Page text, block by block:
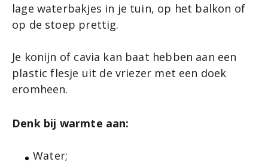
lage waterbakjes in je tuin, op het balkon of
op de stoep prettig.
Je konijn of cavia kan baat hebben aan een
plastic flesje uit de vriezer met een doek
eromheen.
Denk bij warmte aan:
Water;